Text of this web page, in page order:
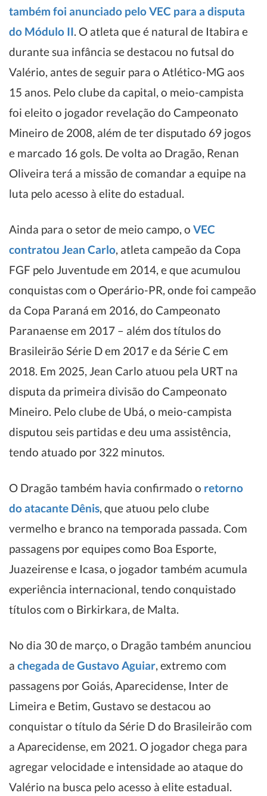
também foi anunciado pelo VEC para a disputa
do Módulo II . O atleta que é natural de Itabira e
durante sua infância se destacou no futsal do
Valério, antes de seguir para o Atlético-MG aos
15 anos. Pelo clube da capital, o meio-campista
foi eleito o jogador revelação do Campeonato
Mineiro de 2008, além de ter disputado 69 jogos
e marcado 16 gols. De volta ao Dragão, Renan
Oliveira terá a missão de comandar a equipe na
luta pelo acesso à elite do estadual.
Ainda para o setor de meio campo, o VEC
contratou Jean Carlo , atleta campeão da Copa
FGF pelo Juventude em 2014, e que acumulou
conquistas com o Operário-PR, onde foi campeão
da Copa Paraná em 2016, do Campeonato
Paranaense em 2017 – além dos títulos do
Brasileirão Série D em 2017 e da Série C em
2018. Em 2025, Jean Carlo atuou pela URT na
disputa da primeira divisão do Campeonato
Mineiro. Pelo clube de Ubá, o meio-campista
disputou seis partidas e deu uma assistência,
tendo atuado por 322 minutos.
O Dragão também havia confirmado o retorno
do atacante Dênis , que atuou pelo clube
vermelho e branco na temporada passada. Com
passagens por equipes como Boa Esporte,
Juazeirense e Icasa, o jogador também acumula
experiência internacional, tendo conquistado
títulos com o Birkirkara, de Malta.
No dia 30 de março, o Dragão também anunciou
a chegada de Gustavo Aguiar , extremo com
passagens por Goiás, Aparecidense, Inter de
Limeira e Betim, Gustavo se destacou ao
conquistar o título da Série D do Brasileirão com
a Aparecidense, em 2021. O jogador chega para
agregar velocidade e intensidade ao ataque do
Valério na busca pelo acesso à elite estadual.